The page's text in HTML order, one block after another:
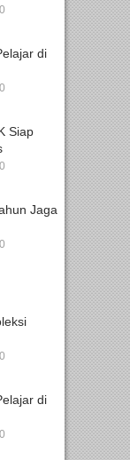
0
di
0
Siap
0
Jaga
0
0
di
0